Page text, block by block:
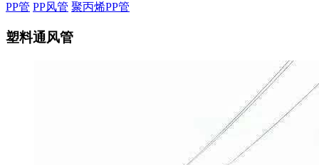
PP管 PP风管 聚丙烯PP管
塑料通风管